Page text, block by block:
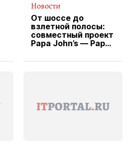
Новости
От шоссе до
взлетной полосы:
совместный проект
Papa John’s — Papa
вводит